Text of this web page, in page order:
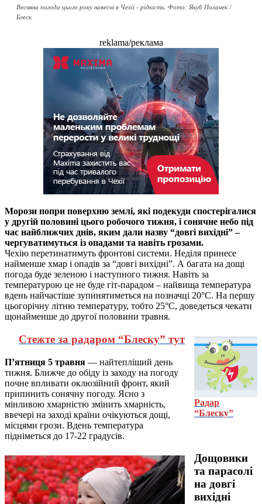
Весняна погода цього року навесні в Чехії - рідкість. Фото: Якуб Полачек /
Блеск
reklama/реклама
Морози попри поверхню землі, які подекуди спостерігалися
у другій половині цього робочого тижня, і сонячне небо під
час найближчих днів, яким дали назву “довгі вихідні” –
чергуватимуться із опадами та навіть грозами.
Чехію перетинатимуть фронтові системи. Неділя принесе
найменше хмар і опадів за “довгі вихідні”. А багата на дощі
погода буде зеленою і наступного тижня. Навіть за
температурою це не буде гіт-парадом – найвища температура
вдень найчастіше зупинятиметься на позначці 20°C. На першу
цьогорічну літню температуру, тобто 25°C, доведеться чекати
щонайменше до другої половини травня.
Радар
“Блеску”
Стежте за радаром “Блеску” тут
П’ятниця 5 травня — найтепліший день
тижня. Ближче до обіду із заходу на погоду
почне впливати оклюзійний фронт, який
припинить сонячну погоду. Ясно з
мінливою хмарністю змінить хмарність,
ввечері на заході країни очікуються дощі,
місцями грози. Вдень температура
підніметься до 17-22 градусів.
Дощовики
та парасолі
на довгі
вихідні